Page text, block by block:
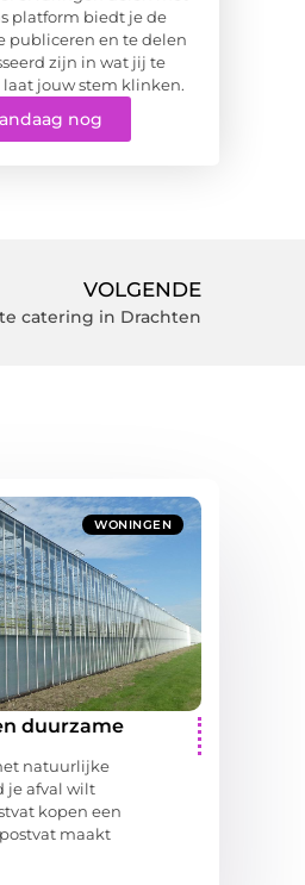
platform biedt je de
publiceren en te delen
zijn in wat jij te
jouw stem klinken.
nog
VOLGENDE
catering in Drachten
WONINGEN
duurzame
natuurlijke
je afval wilt
kopen een
maakt